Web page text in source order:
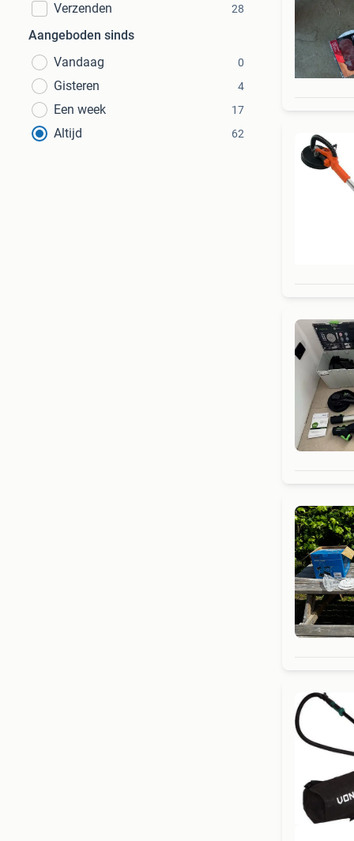
Verzenden 28
Aangeboden sinds
Vandaag
0
Gisteren 4
Een week 17
Altijd 62